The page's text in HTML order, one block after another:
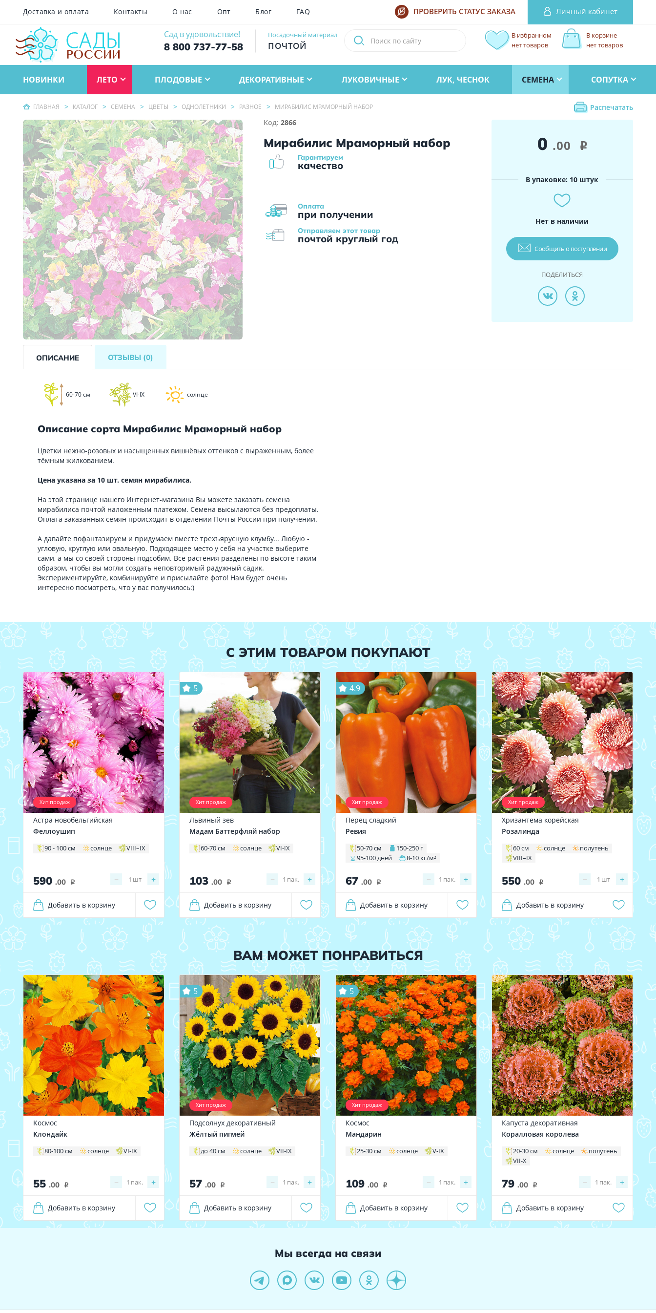
Доставка и оплата Контакты О нас Опт Блог FAQ ПРОВЕРИТЬ СТАТУС ЗАКАЗА Личный кабинет
Сад в удовольствие!
8 800 737-77-58
Посадочный материал
ПОЧТОЙ
В корзине
нет товаров
В избранном
нет товаров
НОВИНКИ ЛЕТО ПЛОДОВЫЕ ДЕКОРАТИВНЫЕ ЛУКОВИЧНЫЕ ЛУК, ЧЕСНОК СЕМЕНА СОПУТКА
ГЛАВНАЯ КАТАЛОГ СЕМЕНА ЦВЕТЫ ОДНОЛЕТНИКИ РАЗНОЕ МИРАБИЛИС МРАМОРНЫЙ НАБОР
Распечатать
Код:2866
Мирабилис Мраморный набор
Оплата
при получении
Гарантируем
качество
Отправляем этот товар
почтой круглый год
0 .00 i
В упаковке: 10 штук
Нет в наличии
Сообщить о поступлении
ПОДЕЛИТЬСЯ
ОПИСАНИЕ ОТЗЫВЫ (0)
60-70 см VI-IX солнце
Описание сорта Мирабилис Мраморный набор
Цветки нежно-розовых и насыщенных вишнёвых оттенков с выраженным, более
тёмным жилкованием.
Цена указана за 10 шт. семян мирабилиса.
На этой странице нашего Интернет-магазина Вы можете заказать семена
мирабилиса почтой наложенным платежом. Семена высылаются без предоплаты.
Оплата заказанных семян происходит в отделении Почты России при получении.
А давайте пофантазируем и придумаем вместе трехъярусную клумбу... Любую -
угловую, круглую или овальную. Подходящее место у себя на участке выберите
сами, а мы со своей стороны подсобим. Все растения разделены по высоте таким
образом, чтобы вы могли создать неповторимый радужный садик.
Экспериментируйте, комбинируйте и присылайте фото! Нам будет очень
интересно посмотреть, что у вас получилось:)
С ЭТИМ ТОВАРОМ ПОКУПАЮТ
Хит продаж
Астра новобельгийская
Феллоушип
90 - 100 см солнце VIII–IX
590 .00 i − +
1 шт
Добавить в корзину
Хит продаж
5
Львиный зев
Мадам Баттерфляй набор
60-70 см солнце VI-IX
103 .00 i − +
1 пак.
Добавить в корзину
Хит продаж
4.9
Перец сладкий
Ревия
50-70 см
150-250 г
95-100 дней
8-10 кг/м²
67 .00 i − +
1 пак.
Добавить в корзину
Хит продаж
Хризантема корейская
Розалинда
60 см солнце
полутень
VIII–IX
550 .00 i − +
1 шт
Добавить в корзину
ВАМ МОЖЕТ ПОНРАВИТЬСЯ
Космос
Клондайк
80-100 см солнце VI-IX
55 .00 i − +
1 пак.
Добавить в корзину
Хит продаж
5
Подсолнух декоративный
Жёлтый пигмей
до 40 см солнце VII-IX
57 .00 i − +
1 пак.
Добавить в корзину
Хит продаж
5
Космос
Мандарин
25-30 см солнце V-IX
109 .00 i − +
1 пак.
Добавить в корзину
Капуста декоративная
Коралловая королева
20-30 см солнце
полутень
VII-X
79 .00 i − +
1 пак.
Добавить в корзину
Мы всегда на связи